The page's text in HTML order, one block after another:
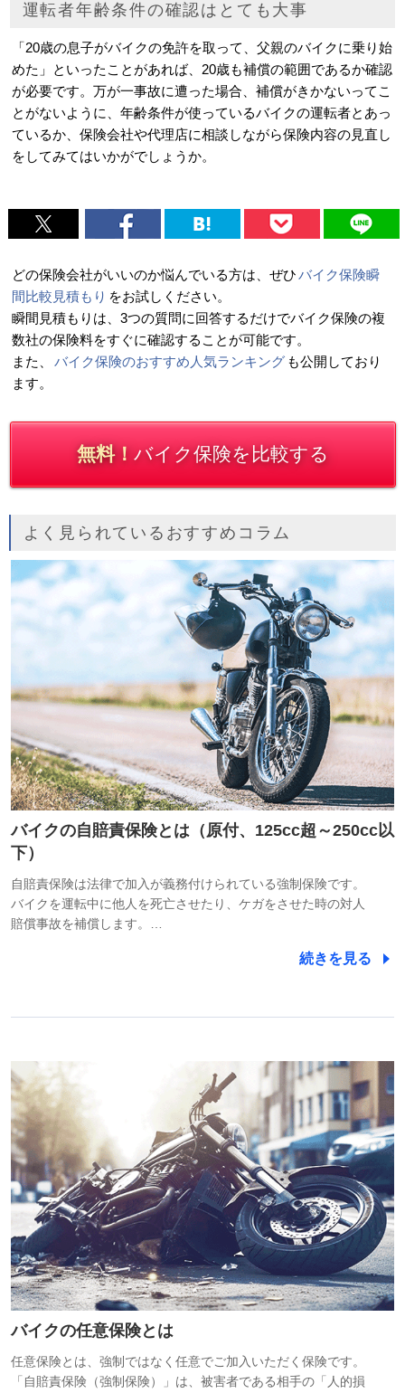
運転者年齢条件の確認はとても大事
「20歳の息子がバイクの免許を取って、父親のバイクに乗り始
めた」といったことがあれば、20歳も補償の範囲であるか確認
が必要です。万が一事故に遭った場合、補償がきかないってこ
とがないように、年齢条件が使っているバイクの運転者とあっ
ているか、保険会社や代理店に相談しながら保険内容の見直し
をしてみてはいかがでしょうか。
どの保険会社がいいのか悩んでいる方は、ぜひ バイク保険瞬
間比較見積もり をお試しください。
瞬間見積もりは、3つの質問に回答するだけでバイク保険の複
数社の保険料をすぐに確認することが可能です。
また、
バイク保険のおすすめ人気ランキング も公開しており
ます。
無料！ バイク保険を比較する
よく見られているおすすめコラム
バイクの自賠責保険とは（原付、125cc超～250cc以
下）
自賠責保険は法律で加入が義務付けられている強制保険です。
バイクを運転中に他人を死亡させたり、ケガをさせた時の対人
賠償事故を補償します。…
続きを見る
バイクの任意保険とは
任意保険とは、強制ではなく任意でご加入いただく保険です。
「自賠責保険（強制保険）」は、被害者である相手の「人的損